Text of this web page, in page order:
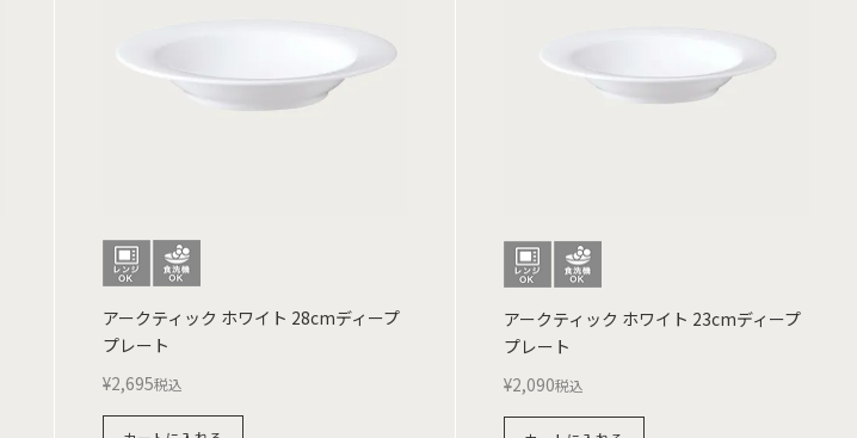
アークティック ホワイト 28cmディープ
プレート
¥2,695税込
アークティック ホワイト 23cmディープ
プレート
¥2,090税込